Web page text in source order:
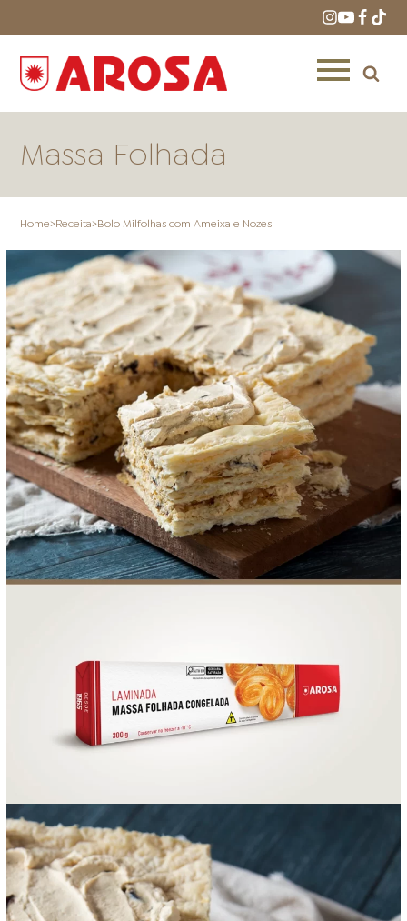
ONDE COMPRAR LOJAS AROSA
DISTRIBUIDORES E
REPRESENTANTES
FOOD SERVICE EMPRESA AGENDA DE CURSOS
INVERNO
Massa Folhada
Home>Receita>Bolo Milfolhas com Ameixa e Nozes